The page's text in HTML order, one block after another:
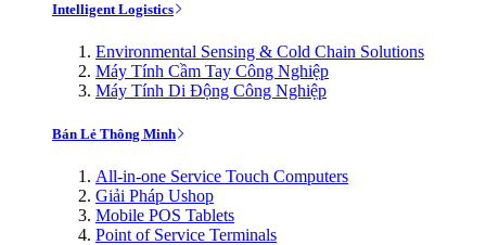
Intelligent Logistics
Environmental Sensing & Cold Chain Solutions
Máy Tính Cầm Tay Công Nghiệp
Máy Tính Di Động Công Nghiệp
Bán Lẻ Thông Minh
All-in-one Service Touch Computers
Giải Pháp Ushop
Mobile POS Tablets
Point of Service Terminals